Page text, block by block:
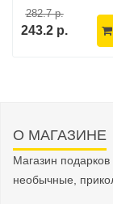
282.7 р.
243.2 р.
О МАГАЗИНЕ
Магазин
необычные,